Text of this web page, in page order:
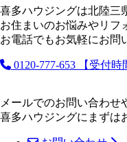
喜多ハウジングは北陸三
お住まいのお悩みやリフ
お電話でもお気軽にお問
0120-777-653 【受付
メールでのお問い合わせ
喜多ハウジングにまずは